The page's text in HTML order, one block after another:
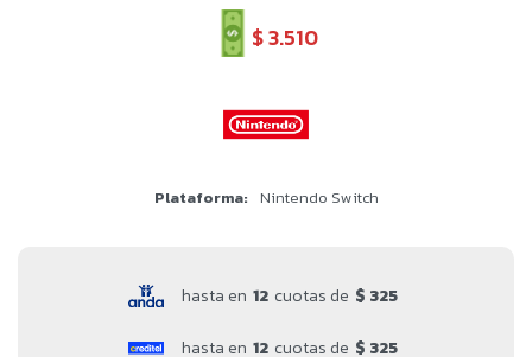
$3.510
Plataforma Nintendo Switch
hasta en 12 cuotas de $ 325
hasta en 12 cuotas de $ 325